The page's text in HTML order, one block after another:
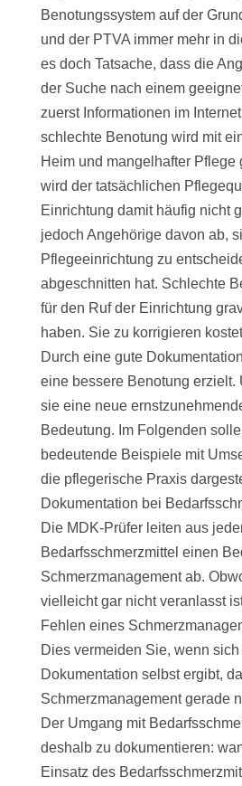
Benotungssystem auf der
und der PTVA immer mehr in
es doch Tatsache, dass die
der Suche nach einem
zuerst Informationen im
schlechte Benotung wird mit
Heim und mangelhafter Pflege
wird der tatsächlichen
Einrichtung damit häufig nicht
jedoch Angehörige davon ab,
Pflegeeinrichtung zu
abgeschnitten hat. Schlechte
für den Ruf der Einrichtung
haben. Sie zu korrigieren
Durch eine gute
eine bessere Benotung erzielt.
sie eine neue
Bedeutung. Im Folgenden
bedeutende Beispiele mit
die pflegerische Praxis
Dokumentation bei
Die MDK-Prüfer leiten aus
Bedarfsschmerzmittel einen
Schmerzmanagement ab.
vielleicht gar nicht veranlasst
Fehlen eines
Dies vermeiden Sie, wenn
Dokumentation selbst ergibt,
Schmerzmanagement gerade
Der Umgang mit
deshalb zu dokumentieren:
Einsatz des